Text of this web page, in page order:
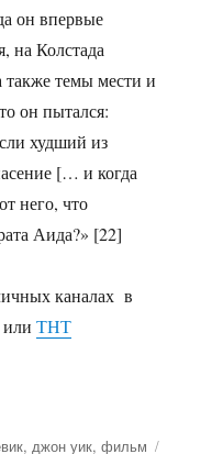
он впервые
на Колстада
также темы мести и
он пытался:
худший из
[… и когда
него, что
Аида?» [22]
каналах в
илиТНТ
, джон уик,фильм